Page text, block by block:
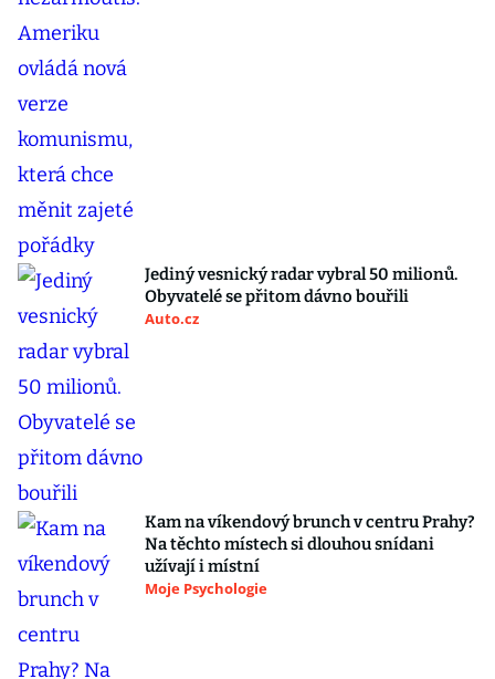
Jediný vesnický radar vybral 50 milionů.
Obyvatelé se přitom dávno bouřili
Auto.cz
Kam na víkendový brunch v centru Prahy?
Na těchto místech si dlouhou snídani
užívají i místní
Moje Psychologie